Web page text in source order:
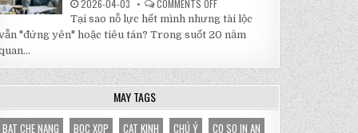
ĐỔI
HOÀN
TOÀN
2026-04-03 COMMENTS OFF
NGUYÊN
NHÂN
VẬN
BÁM
KHIẾN
TÀI
BỊ
CHẶN
ĐỨNG
Tại sao nỗ lực hết mình nhưng tài lộc
"đứng yên" hoặc tiêu tán? Trong suốt 20 năm
MAY TAGS
BAT CHE NANG BOC XOP CAT KINH CHÚ Ý
CO SO IN AN